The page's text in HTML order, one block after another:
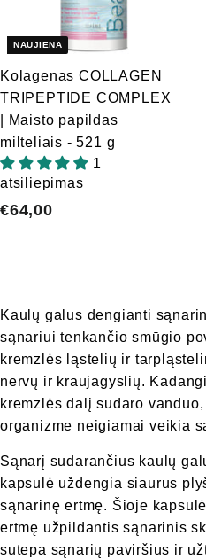
NAUJIENA
Kolagenas COLLAGEN
TRIPEPTIDE COMPLEX
| Maisto papildas
milteliais - 521 g
1
atsiliepimas
€64,00
0
0
Kaulų galus dengianti
sąnariui tenkančio smūgio
kremzlės ląstelių ir
nervų ir kraujagyslių.
kremzlės dalį sudaro
organizme neigiamai veikia
Sąnarį sudarančius kaulų
kapsulė uždengia siaurus
sąnarinę ertmę. Šioje
ertmę užpildantis sąnarinis
sutepa sąnarių paviršius ir